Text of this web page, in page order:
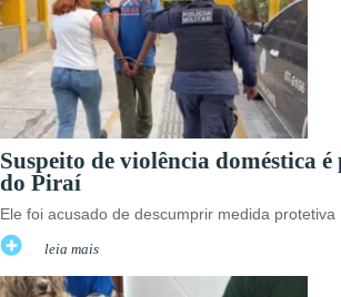
Suspeito de violência doméstica
do Piraí
Ele foi acusado de descumprir medida protetiva
leia mais